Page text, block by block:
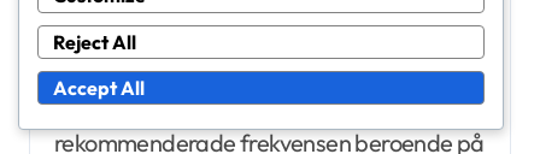
Frekvensrekommendationer
För skonsam exfoliering varierar den
rekommenderade frekvensen beroende på
Reject All
Accept All